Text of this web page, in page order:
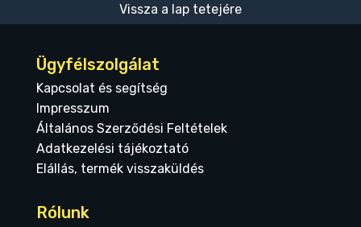
Vissza a lap tetejére
Ügyfélszolgálat
Kapcsolat és segítség
Impresszum
Általános Szerződési Feltételek
Adatkezelési tájékoztató
Elállás, termék visszaküldés
Rólunk